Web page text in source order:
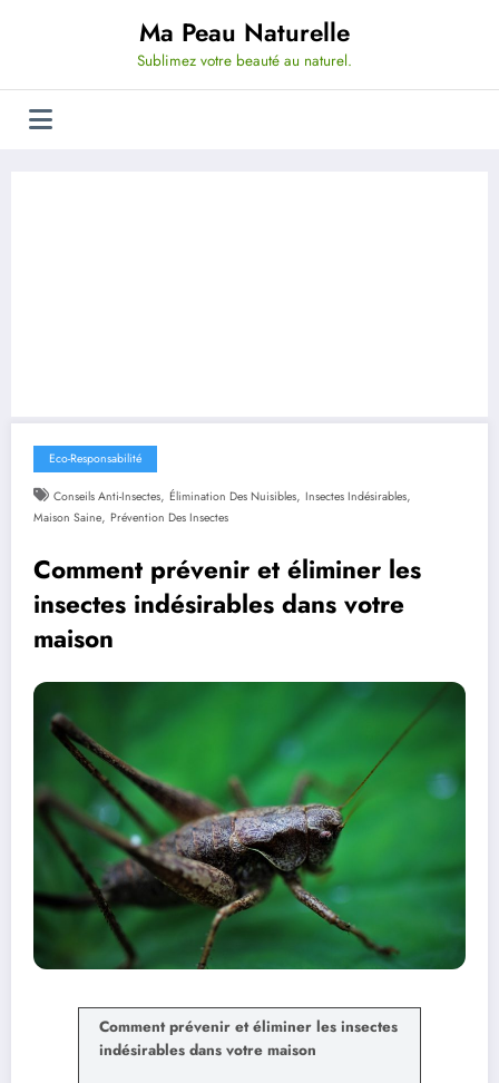
Ma Peau Naturelle
Sublimez votre beauté au naturel.
Eco-Responsabilité
Conseils Anti-Insectes, Élimination Des Nuisibles, Insectes Indésirables,
Maison Saine, Prévention Des Insectes
Comment prévenir et éliminer les
insectes indésirables dans votre
maison
Comment prévenir et éliminer les insectes
indésirables dans votre maison